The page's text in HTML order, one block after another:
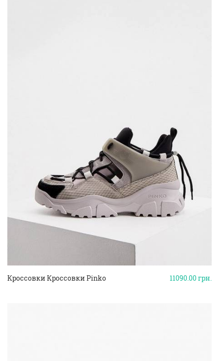
11090.00грн.
Кроссовки Кроссовки Pinko